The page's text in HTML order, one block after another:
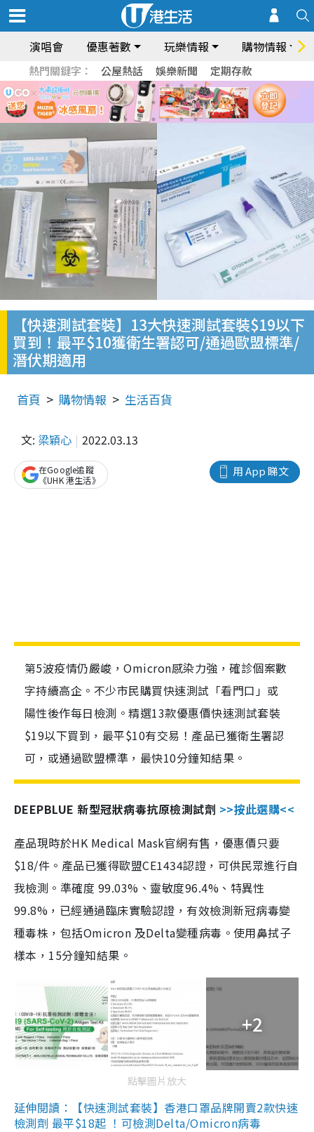
演唱會 優惠著數 玩樂情報 購物情報
熱門關鍵字： 公屋熱話 娛樂新聞 定期存款
【快速測試套裝】13大快速測試套裝$19以下
買到！最平$10獲衛生署認可/通過歐盟標準/
潛伏期適用
首頁 購物情報 生活百貨
文: 梁穎心 2022.03.13
用 App 睇文
在Google追蹤
《UHK 港生活》
第5波疫情仍嚴峻，Omicron感染力強，確診個案數
字持續高企。不少市民購買快速測試「看門口」或
陽性後作每日檢測。精選13款優惠價快速測試套裝
$19以下買到，最平$10有交易！產品已獲衛生署認
可，或通過歐盟標準，最快10分鐘知結果。
DEEPBLUE 新型冠狀病毒抗原檢測試劑 >>按此選購<<
產品現時於HK Medical Mask官網有售，優惠價只要
$18/件。產品已獲得歐盟CE1434認證，可供民眾進行自
我檢測。準確度 99.03%、靈敏度96.4%、特異性
99.8%，已經通過臨床實驗認證，有效檢測新冠病毒變
種毒株，包括Omicron 及Delta變種病毒。使用鼻拭子
樣本，15分鐘知結果。
+2
點擊圖片放大
延伸閱讀：【快速測試套裝】香港口罩品牌開賣2款快速
檢測劑 最平$18起 ！可檢測Delta/Omicron病毒